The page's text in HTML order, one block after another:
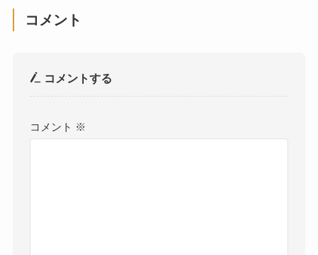
コメント
コメントする
コメント ※